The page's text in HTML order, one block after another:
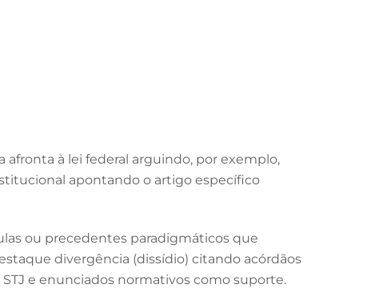
à lei federal arguindo, por exemplo,
apontando o artigo específico
ou precedentes paradigmáticos que
divergência (dissídio) citando acórdãos
STJ e enunciados normativos como suporte.